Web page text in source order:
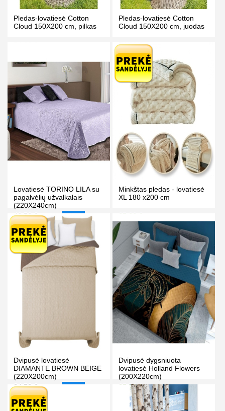
Pledas-lovatiesė Cotton
Cloud 150X200 cm, pilkas
54.90 €
PIRKTI
Pledas-lovatiesė Cotton
Cloud 150X200 cm, juodas
54.90 €
Kaina prisijungus
PIRKTI
Lovatiesė TORINO LILA su
pagalvėlių užvalkalais
(220X240cm)
40.50 €42.50 € -5%
PIRKTI
Minkštas pledas - lovatiesė
XL 180 x200 cm
35.00 €
Kaina prisijungus
PIRKTI
Dvipusė lovatiesė
DIAMANTE BROWN BEIGE
(220X200cm)
34.50 €37.50 €
Dvipusė dygsniuota
lovatiesė Holland Flowers
(200X220cm)
35.50 €
Kaina prisijungus
37.50 €